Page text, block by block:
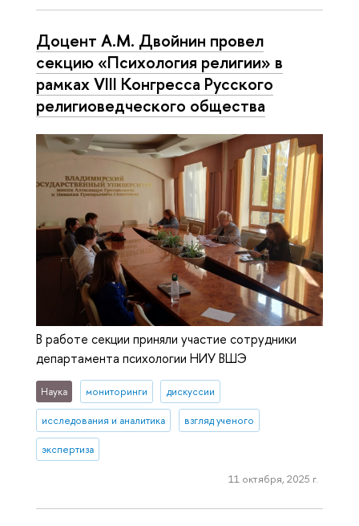
Доцент А.М. Двойнин провел
секцию «Психология религии» в
рамках VIII Конгресса Русского
религиоведческого общества
В работе секции приняли участие сотрудники
департамента психологии НИУ ВШЭ
Наука мониторинги дискуссии
исследования и аналитика взгляд ученого
экспертиза
11 октября, 2025 г.